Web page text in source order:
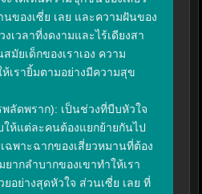
ของเซี่ย เลย และความฝันของ
เวลาที่งดงามและไร้เดียงสา
มัยเด็กของเราเอง ความ
เรายิ้มตามอย่างมีความสุข
พลัดพราก): เป็นช่วงที่บีบหัวใจ
ห้แต่ละคนต้องแยกย้ายกันไป
ฉพาะฉากของเสี่ยวหมานที่ต้อง
ากลำบากของเขาทำให้เรา
อย่างสุดหัวใจ ส่วนเซี่ย เลย ที่